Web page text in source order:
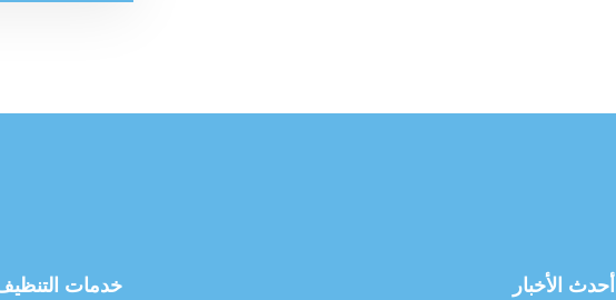
أحدث الأخبار خدمات